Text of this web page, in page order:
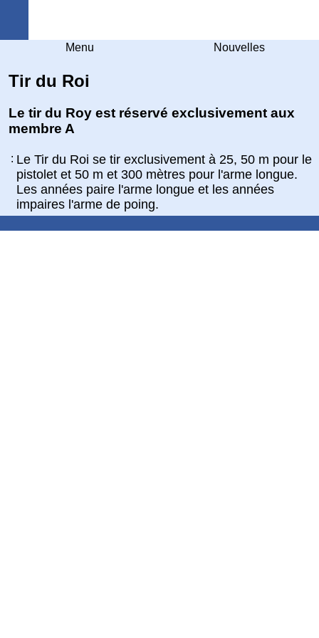
Menu Nouvelles
Tir du Roi
Le tir du Roy est réservé exclusivement aux
membre A
: Le Tir du Roi se tir exclusivement à 25, 50 m pour le
pistolet et 50 m et 300 mètres pour l'arme longue.
Les années paire l'arme longue et les années
impaires l'arme de poing.